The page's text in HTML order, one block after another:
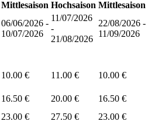
Mittlesaison Hochsaison Mittlesaison
06/06/2026 -
10/07/2026
11/07/2026
-
21/08/2026
22/08/2026 -
11/09/2026
10.00 € 11.00 € 10.00 €
16.50 € 20.00 €
16.50 €
23.00 € 27.50 €
23.00 €